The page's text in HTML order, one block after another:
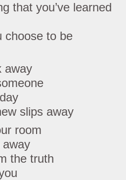
that you’ve learned
choose to be
away
slips away
room
the truth